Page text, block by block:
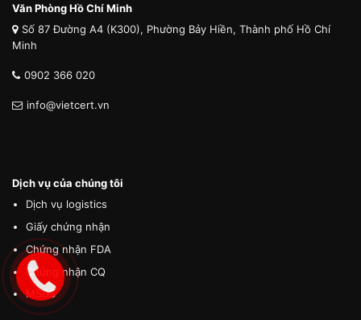
Văn Phòng Hồ Chí Minh
Số 87 Đường A4 (K300), Phường Bảy Hiền, Thành phố Hồ Chí
Minh
0902 366 020
info@vietcert.vn
Dịch vụ của chúng tôi
Dịch vụ logistics
Giấy chứng nhận
Chứng nhận FDA
Chứng nhận CQ
MSDS